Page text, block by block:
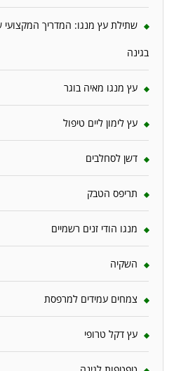
שתילת עץ מנגו: המדריך
בגינה
עץ מנגו מאיה בוגר
עץ לימון ליים טיפול
דשן לסחלבים
תריפס הטבק
מנגו הודי זנים רשמיים
השקיה
צמחים עמידים למרפסת
עץ דקל טרופי